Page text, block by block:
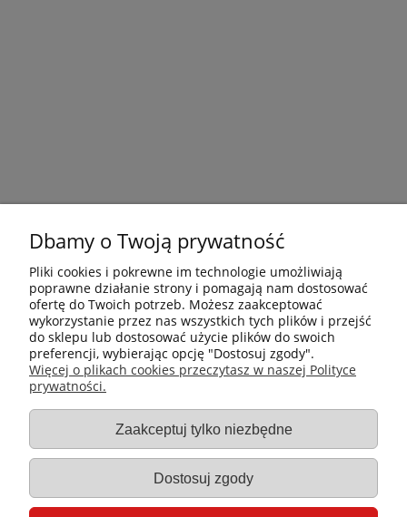
Płatności i dostawa
Gastro-Pol
Moje konto
Dbamy o Twoją prywatność
Pliki cookies i pokrewne im technologie umożliwiają
poprawne działanie strony i pomagają nam dostosować
ofertę do Twoich potrzeb. Możesz zaakceptować
wykorzystanie przez nas wszystkich tych plików i przejść
do sklepu lub dostosować użycie plików do swoich
preferencji, wybierając opcję "Dostosuj zgody".
Więcej o plikach cookies przeczytasz w naszej Polityce
prywatności.
Zaakceptuj tylko niezbędne
Dostosuj zgody